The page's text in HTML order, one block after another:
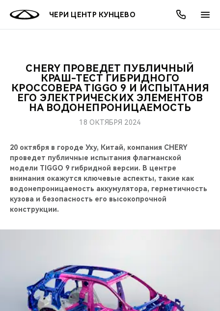
ЧЕРИ ЦЕНТР КУНЦЕВО
МОДЕЛИ
ВСЕ МОДЕЛИ
СЕДАНЫ
НОВИНКИ
ПОКУПАТЕЛЯМ
ВЫБОР И ПОКУПКА
КРЕДИТ И СТРАХОВАНИЕ
ВЛАДЕЛЬЦАМ
СЕРВИС
ЗАПЧАСТИ И АКСЕССУАРЫ
ПОДДЕРЖКА
CHERY CONNECT
МИР CHERY
АКСЕССУАРЫ
CHERY В СОЦСЕТЯХ
ЛЮДИ CHERY
БЛАГОТВОРИТЕЛЬНОСТЬ
НАШИ МЕРОПРИЯТИЯ
ВИДЕООБЗОРЫ
АКЦИИ
ВЫГОДЫ И АКЦИИ
ОНЛАЙН СЕРВИСЫ
ВЫБОР И ПОКУПКА
О КОМПАНИИ
О НАС
CHERY ПРОВЕДЕТ ПУБЛИЧНЫЙ
КРАШ-ТЕСТ ГИБРИДНОГО
КРОССОВЕРА TIGGO 9 И ИСПЫТАНИЯ
ЕГО ЭЛЕКТРИЧЕСКИХ ЭЛЕМЕНТОВ
НА ВОДОНЕПРОНИЦАЕМОСТЬ
18 ОКТЯБРЯ 2024
20 октября в городе Уху, Китай, компания CHERY
проведет публичные испытания флагманской
модели TIGGO 9 гибридной версии. В центре
внимания окажутся ключевые аспекты, такие как
водонепроницаемость аккумулятора, герметичность
кузова и безопасность его высокопрочной
конструкции.